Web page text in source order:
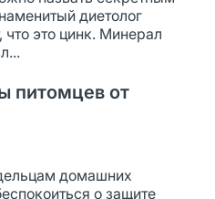
диетолог
это цинк. Минерал
питомцев от
домашних
о защите